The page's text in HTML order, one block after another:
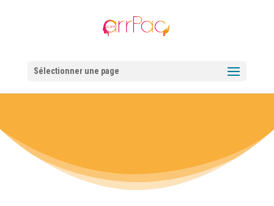
Sélectionner une page